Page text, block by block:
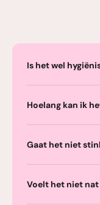
Is het wel
Hoelang kan ik
Gaat het niet
Voelt het niet nat